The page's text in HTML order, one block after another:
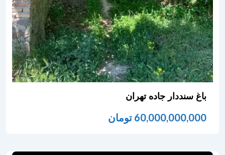
باغ سنددار جاده تهران
60,000,000,000 تومان